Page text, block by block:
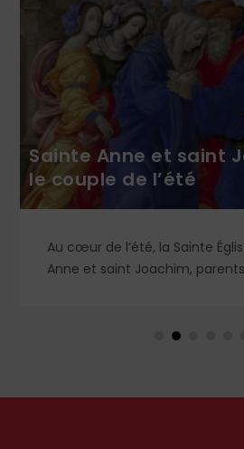
Sainte Anne et saint
le couple de l’été
Au cœur de l’été, la Sainte
Anne et saint Joachim,
en Orient qu’en Occident,